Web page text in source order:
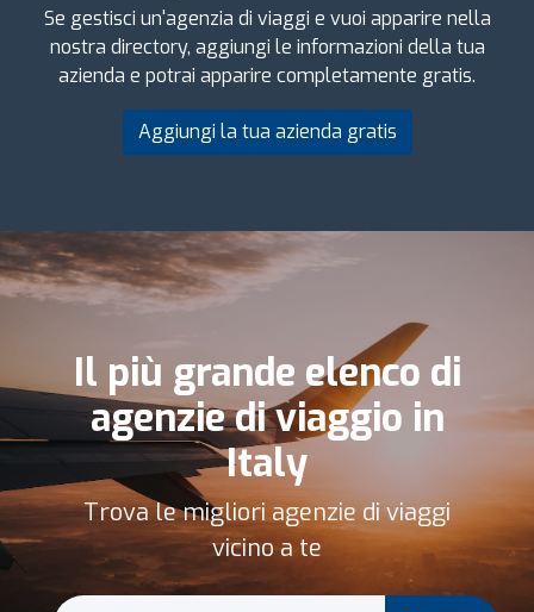
Se gestisci un'agenzia di viaggi e vuoi apparire nella
nostra directory, aggiungi le informazioni della tua
azienda e potrai apparire completamente gratis.
Aggiungi la tua azienda gratis
Il più grande elenco di
agenzie di viaggio in
Italy
Trova le migliori agenzie di viaggi
vicino a te